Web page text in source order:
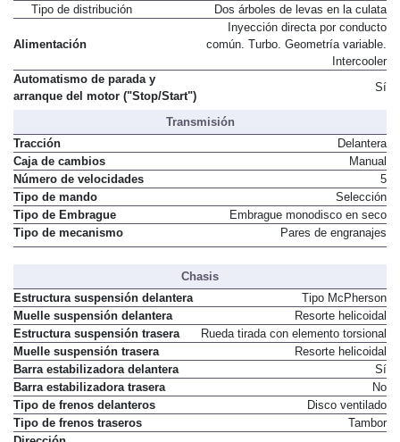
Tipo de distribución
Dos árboles de levas en la culata
Alimentación
Inyección directa por conducto
común. Turbo. Geometría variable.
Intercooler
Automatismo de parada y
arranque del motor ("Stop/Start")
Sí
Transmisión
Tracción
Delantera
Caja de cambios
Manual
Número de velocidades
5
Tipo de mando
Selección
Tipo de Embrague
Embrague monodisco en seco
Tipo de mecanismo
Pares de engranajes
Chasis
Estructura suspensión delantera
Tipo McPherson
Muelle suspensión delantera
Resorte helicoidal
Estructura suspensión trasera
Rueda tirada con elemento torsional
Muelle suspensión trasera
Resorte helicoidal
Barra estabilizadora delantera
Sí
Barra estabilizadora trasera
No
Tipo de frenos delanteros
Disco ventilado
Tipo de frenos traseros
Tambor